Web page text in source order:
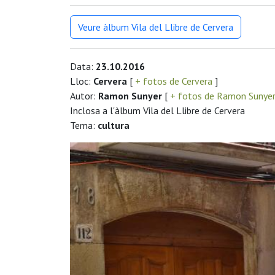
Veure àlbum Vila del Llibre de Cervera
Data: 23.10.2016
Lloc: Cervera [ + fotos de Cervera ]
Autor: Ramon Sunyer [ + fotos de Ramon
Inclosa a l'àlbum Vila del Llibre de Cervera
Tema: cultura